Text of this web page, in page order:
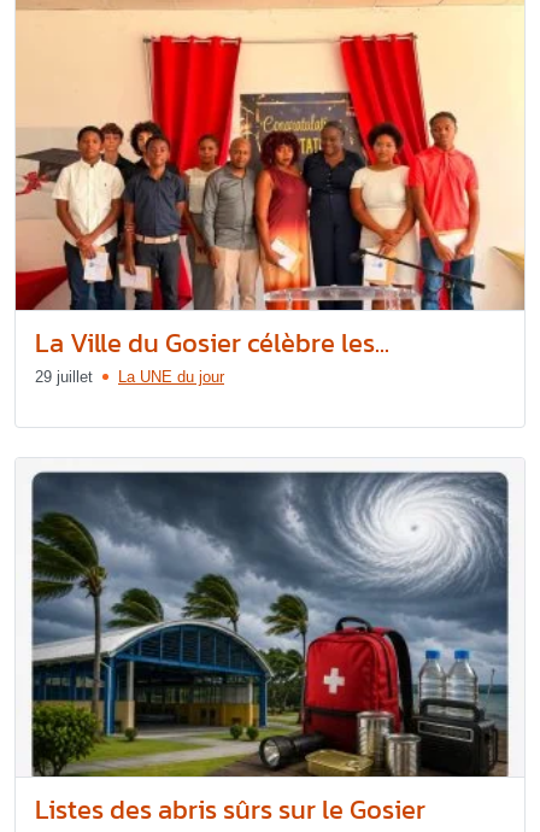
La Ville du Gosier célèbre les...
29 juillet La UNE du jour
Listes des abris sûrs sur le Gosier